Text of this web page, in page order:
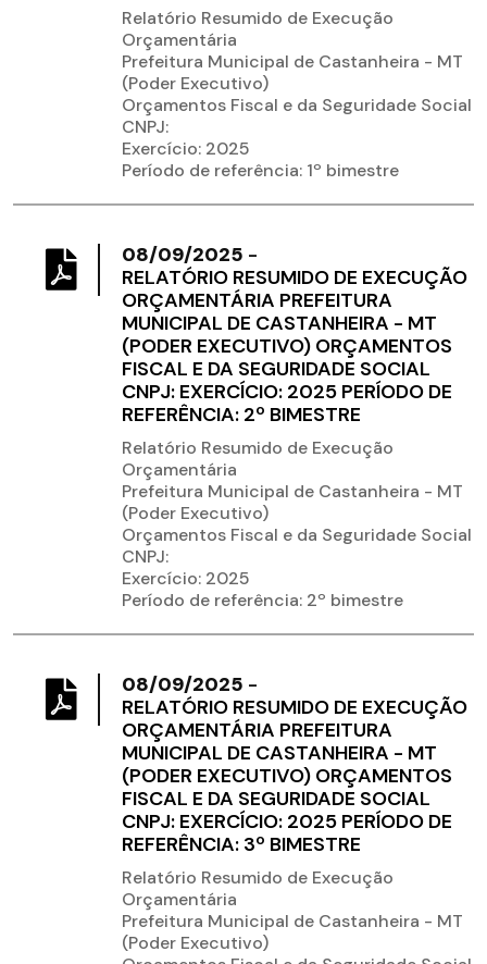
Relatório Resumido de Execução
Orçamentária
Prefeitura Municipal de Castanheira - MT
(Poder Executivo)
Orçamentos Fiscal e da Seguridade Social
CNPJ:
Exercício: 2025
Período de referência: 1º bimestre
08/09/2025 -
RELATÓRIO RESUMIDO DE EXECUÇÃO
ORÇAMENTÁRIA PREFEITURA
MUNICIPAL DE CASTANHEIRA - MT
(PODER EXECUTIVO) ORÇAMENTOS
FISCAL E DA SEGURIDADE SOCIAL
CNPJ: EXERCÍCIO: 2025 PERÍODO DE
REFERÊNCIA: 2º BIMESTRE
Relatório Resumido de Execução
Orçamentária
Prefeitura Municipal de Castanheira - MT
(Poder Executivo)
Orçamentos Fiscal e da Seguridade Social
CNPJ:
Exercício: 2025
Período de referência: 2º bimestre
08/09/2025 -
RELATÓRIO RESUMIDO DE EXECUÇÃO
ORÇAMENTÁRIA PREFEITURA
MUNICIPAL DE CASTANHEIRA - MT
(PODER EXECUTIVO) ORÇAMENTOS
FISCAL E DA SEGURIDADE SOCIAL
CNPJ: EXERCÍCIO: 2025 PERÍODO DE
REFERÊNCIA: 3º BIMESTRE
Relatório Resumido de Execução
Orçamentária
Prefeitura Municipal de Castanheira - MT
(Poder Executivo)